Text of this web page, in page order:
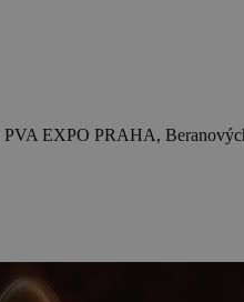
PVA EXPO PRAHA,